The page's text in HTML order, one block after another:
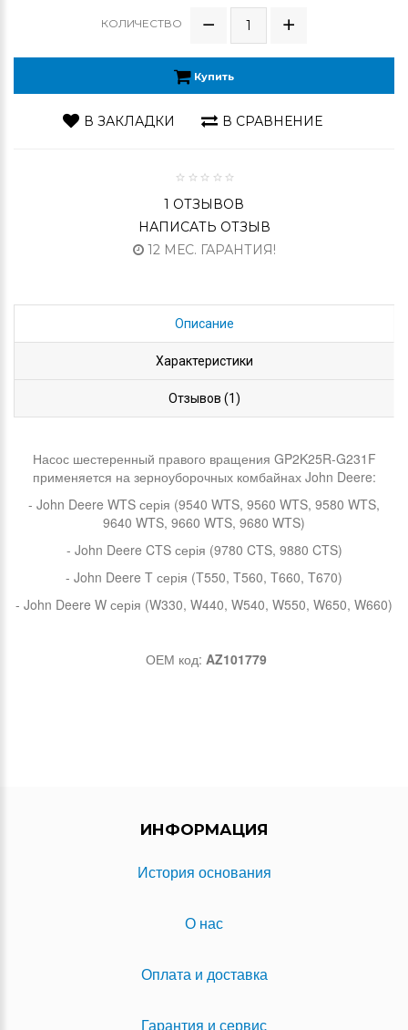
КОЛИЧЕСТВО
Купить
В ЗАКЛАДКИ В СРАВНЕНИЕ
1 ОТЗЫВОВ
НАПИСАТЬ ОТЗЫВ
12 МЕС. ГАРАНТИЯ!
Описание
Характеристики
Отзывов (1)
Насос шестеренный правого вращения GP2K25R-G231F
применяется на зерноуборочных комбайнах John Deere:
- John Deere WTS серія (9540 WTS, 9560 WTS, 9580 WTS,
9640 WTS, 9660 WTS, 9680 WTS)
- John Deere CTS серія (9780 CTS, 9880 CTS)
- John Deere T серія (T550, T560, T660, T670)
- John Deere W серія (W330, W440, W540, W550, W650, W660)
ОЕМ код: AZ101779
ИНФОРМАЦИЯ
История основания
О нас
Оплата и доставка
Гарантия и сервис